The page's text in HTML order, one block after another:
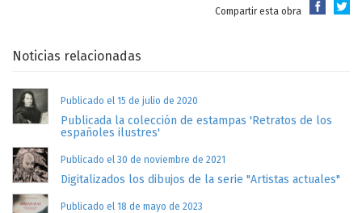
Compartir esta obra
Noticias relacionadas
Publicado el 15 de julio de 2020
Publicada la colección de estampas 'Retratos de los
españoles ilustres'
Publicado el 30 de noviembre de 2021
Digitalizados los dibujos de la serie "Artistas actuales"
Publicado el 18 de mayo de 2023